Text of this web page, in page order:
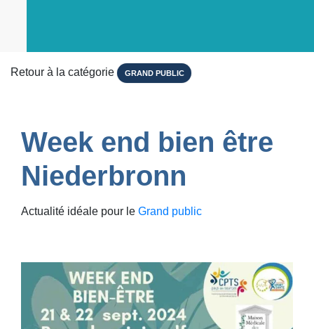
Retour à la catégorie GRAND PUBLIC
Week end bien être
Niederbronn
Actualité idéale pour le Grand public